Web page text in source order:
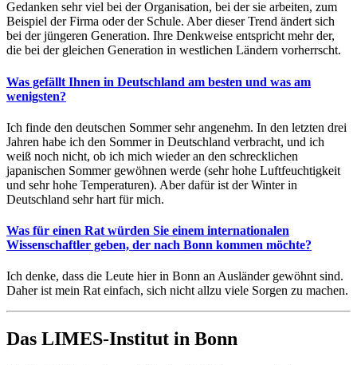
Gedanken sehr viel bei der Organisation, bei der sie arbeiten, zum
Beispiel der Firma oder der Schule. Aber dieser Trend ändert sich
bei der jüngeren Generation. Ihre Denkweise entspricht mehr der,
die bei der gleichen Generation in westlichen Ländern vorherrscht.
Was gefällt Ihnen in Deutschland am besten und was am
wenigsten?
Ich finde den deutschen Sommer sehr angenehm. In den letzten drei
Jahren habe ich den Sommer in Deutschland verbracht, und ich
weiß noch nicht, ob ich mich wieder an den schrecklichen
japanischen Sommer gewöhnen werde (sehr hohe Luftfeuchtigkeit
und sehr hohe Temperaturen). Aber dafür ist der Winter in
Deutschland sehr hart für mich.
Was für einen Rat würden Sie einem internationalen
Wissenschaftler geben, der nach Bonn kommen möchte?
Ich denke, dass die Leute hier in Bonn an Ausländer gewöhnt sind.
Daher ist mein Rat einfach, sich nicht allzu viele Sorgen zu machen.
Das LIMES-Institut in Bonn